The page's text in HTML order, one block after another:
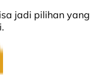
jadi pilihan yang